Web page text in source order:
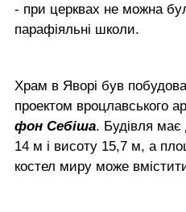
- при церквах не можна
парафіяльні школи.
Храм в Яворі був
проектом вроцлавського
фон Себіша. Будівля
14 м і висоту 15,7 м, а
костел миру може